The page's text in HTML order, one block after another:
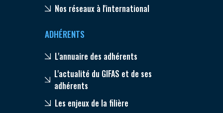
Nos réseaux à l'international
ADHÉRENTS
L'annuaire des adhérents
L'actualité du GIFAS et de ses
adhérents
Les enjeux de la filière